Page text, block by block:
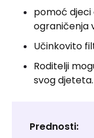
pomoć djeci
ograničenja
Učinkovito
Roditelji
svog djeteta.
Prednosti: